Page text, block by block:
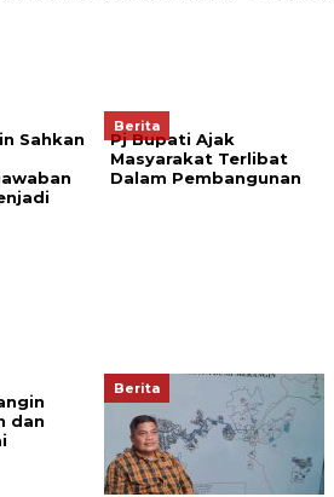
Sahkan
Berita
Pj Bupati Ajak
Masyarakat Terlibat
Dalam Pembangunan
dan
Berita